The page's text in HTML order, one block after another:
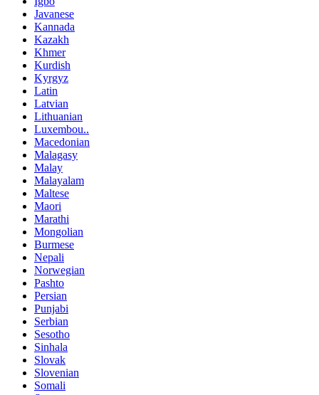
Javanese
Kannada
Kazakh
Khmer
Kurdish
Kyrgyz
Latin
Latvian
Lithuanian
Luxembou..
Macedonian
Malagasy
Malay
Malayalam
Maltese
Maori
Marathi
Mongolian
Burmese
Nepali
Norwegian
Pashto
Persian
Punjabi
Serbian
Sesotho
Sinhala
Slovak
Slovenian
Somali